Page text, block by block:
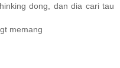
dong, dan dia cari tau
memang